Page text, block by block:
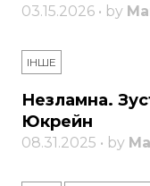
03.15.2026 • by
ІНШЕ
Незламна.
Юкрейн
08.31.2025 • by